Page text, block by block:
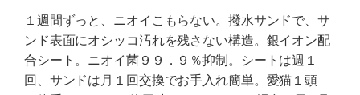
１週間ずっと、ニオイこもらない。撥水サンドで、サ
ンド表面にオシッコ汚れを残さない構造。銀イオン配
合シート。ニオイ菌９９．９％抑制。シートは週１
回、サンドは月１回交換でお手入れ簡単。愛猫１頭